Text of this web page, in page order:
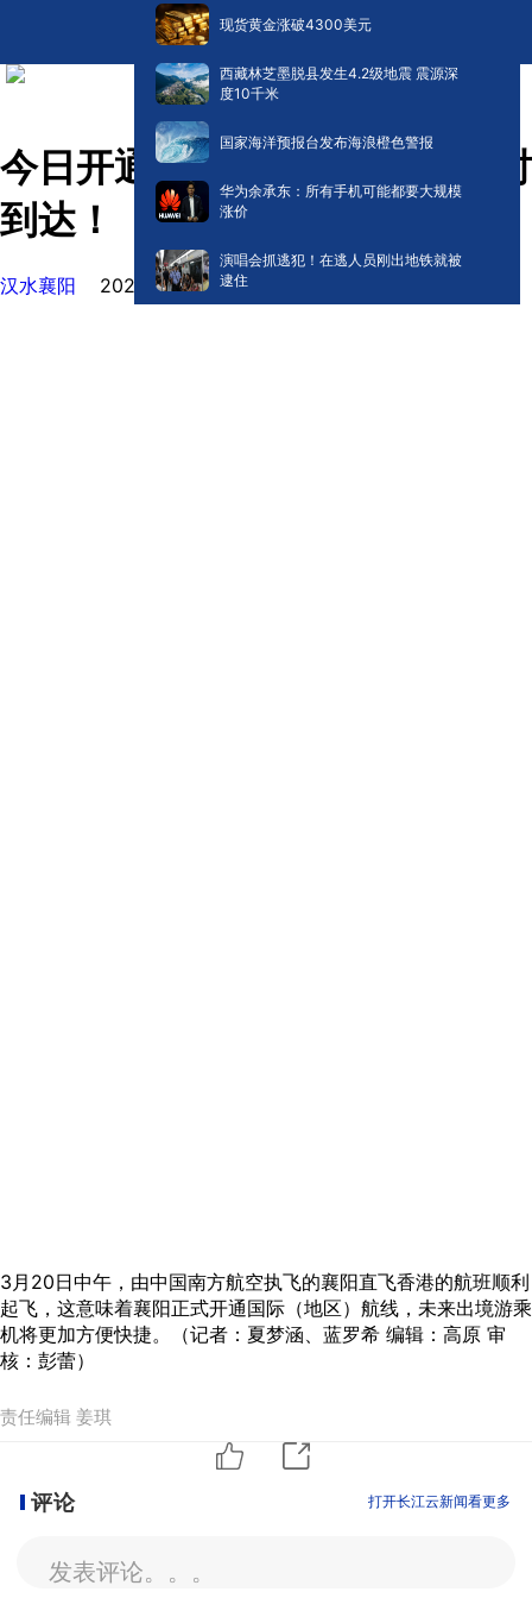
现货黄金涨破4300美元
西藏林芝墨脱县发生4.2级地震 震源深
度10千米
国家海洋预报台发布海浪橙色警报
华为余承东：所有手机可能都要大规模
涨价
演唱会抓逃犯！在逃人员刚出地铁就被
逮住
今日开通！襄阳直飞香港两小时
到达！
汉水襄阳 2024-03-20 15:47
3月20日中午，由中国南方航空执飞的襄阳直飞香港的航班顺利
起飞，这意味着襄阳正式开通国际（地区）航线，未来出境游乘
机将更加方便快捷。（记者：夏梦涵、蓝罗希 编辑：高原 审
核：彭蕾）
责任编辑 姜琪
评论 打开长江云新闻看更多
发表评论。。。